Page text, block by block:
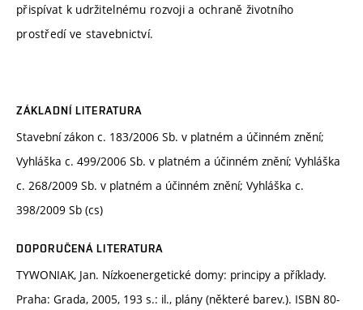
přispívat k udržitelnému rozvoji a ochraně životního
prostředí ve stavebnictví.
ZÁKLADNÍ LITERATURA
Stavební zákon c. 183/2006 Sb. v platném a účinném znění;
Vyhláška c. 499/2006 Sb. v platném a účinném znění; Vyhláška
c. 268/2009 Sb. v platném a účinném znění; Vyhláška c.
398/2009 Sb (cs)
DOPORUČENÁ LITERATURA
TYWONIAK, Jan. Nízkoenergetické domy: principy a příklady.
Praha: Grada, 2005, 193 s.: il., plány (některé barev.). ISBN 80-